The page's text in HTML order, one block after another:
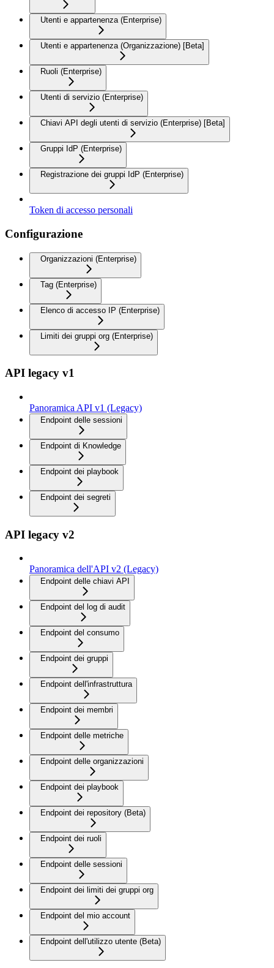
Utenti e appartenenza (Enterprise)
Utenti e appartenenza (Organizzazione) [Beta]
Ruoli (Enterprise)
Utenti di servizio (Enterprise)
Chiavi API degli utenti di servizio (Enterprise) [Beta]
Gruppi IdP (Enterprise)
Registrazione dei gruppi IdP (Enterprise)
Token di accesso personali
Configurazione
Organizzazioni (Enterprise)
Tag (Enterprise)
Elenco di accesso IP (Enterprise)
Limiti dei gruppi org (Enterprise)
API legacy v1
Panoramica API v1 (Legacy)
Endpoint delle sessioni
Endpoint di Knowledge
Endpoint dei playbook
Endpoint dei segreti
API legacy v2
Panoramica dell'API v2 (Legacy)
Endpoint delle chiavi API
Endpoint del log di audit
Endpoint del consumo
Endpoint dei gruppi
Endpoint dell'infrastruttura
Endpoint dei membri
Endpoint delle metriche
Endpoint delle organizzazioni
Endpoint dei playbook
Endpoint dei repository (Beta)
Endpoint dei ruoli
Endpoint delle sessioni
Endpoint dei limiti dei gruppi org
Endpoint del mio account
Endpoint dell'utilizzo utente (Beta)